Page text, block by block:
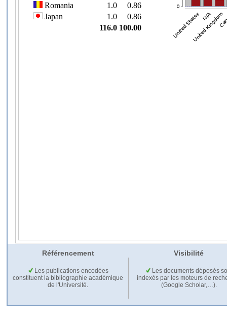
Référencement Visibilité
Les publications encodées
constituent la bibliographie académique
de l'Université.
Les documents déposés
indexés par les moteurs de
(Google Scholar,…).